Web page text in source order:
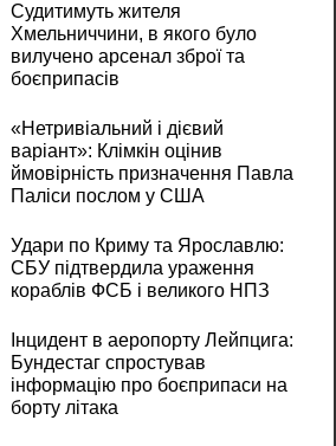
Судитимуть жителя
Хмельниччини, в якого було
вилучено арсенал зброї та
боєприпасів
«Нетривіальний і дієвий
варіант»: Клімкін оцінив
ймовірність призначення Павла
Паліси послом у США
Удари по Криму та Ярославлю:
СБУ підтвердила ураження
кораблів ФСБ і великого НПЗ
Інцидент в аеропорту Лейпцига:
Бундестаг спростував
інформацію про боєприпаси на
борту літака